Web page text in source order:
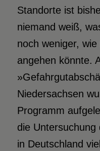
Standorte ist
niemand weiß,
noch weniger,
angehen könnte.
Niedersachsen
Programm
die Untersuchung
in Deutschland